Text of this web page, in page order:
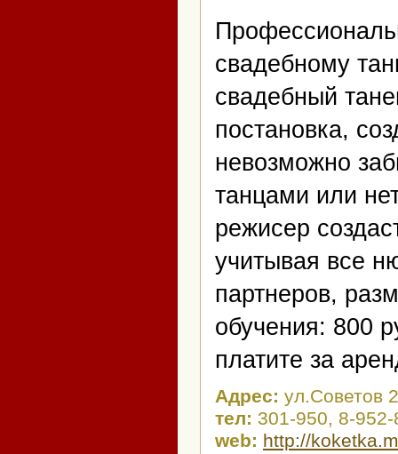
свадебному
свадебный
постановка,
невозможно
танцами или
режисер
учитывая все
партнеров,
обучения: 800
платите за
Адрес: ул.Советов
тел: 301-950, 8-
web: http://